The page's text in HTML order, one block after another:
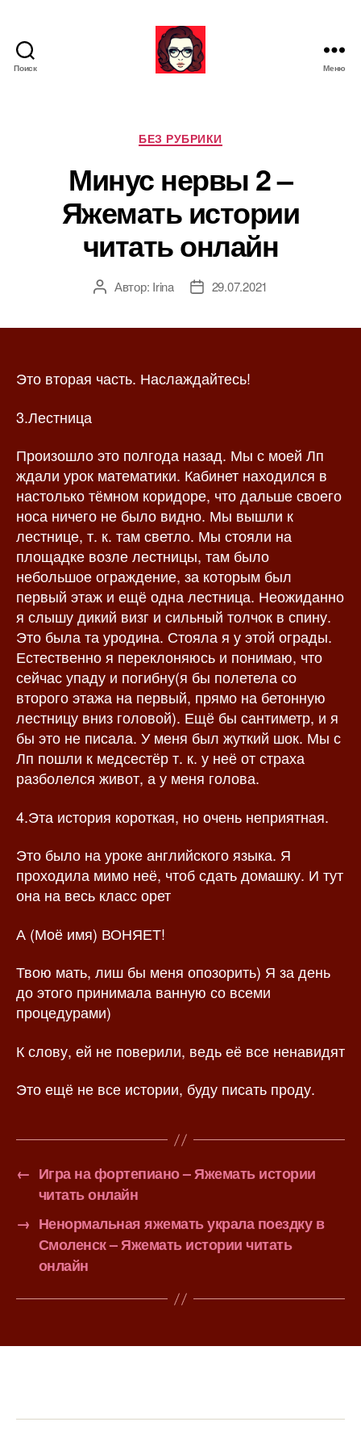
Поиск
М
а
т
ь
Меню
Р
у
б
р
к
и
БЕЗ РУБРИКИ
Минус нервы 2 –
Яжемать истории
читать онлайн
А
з
и
Автор: Irina
Д
а
29.07.2021
Это вторая часть. Наслаждайтесь!
3.Лестница
Произошло это полгода назад. Мы с моей Лп
ждали урок математики. Кабинет находился в
настолько тёмном коридоре, что дальше своего
носа ничего не было видно. Мы вышли к
лестнице, т. к. там светло. Мы стояли на
площадке возле лестницы, там было
небольшое ограждение, за которым был
первый этаж и ещё одна лестница. Неожиданно
я слышу дикий визг и сильный толчок в спину.
Это была та уродина. Стояла я у этой ограды.
Естественно я переклоняюсь и понимаю, что
сейчас упаду и погибну(я бы полетела со
второго этажа на первый, прямо на бетонную
лестницу вниз головой). Ещё бы сантиметр, и я
бы это не писала. У меня был жуткий шок. Мы с
Лп пошли к медсестёр т. к. у неё от страха
разболелся живот, а у меня голова.
4.Эта история короткая, но очень неприятная.
Это было на уроке английского языка. Я
проходила мимо неё, чтоб сдать домашку. И тут
она на весь класс орет
А (Моё имя) ВОНЯЕТ!
Твою мать, лиш бы меня опозорить) Я за день
до этого принимала ванную со всеми
процедурами)
К слову, ей не поверили, ведь её все ненавидят
Это ещё не все истории, буду писать проду.
← Игра на фортепиано – Яжемать истории
читать онлайн
→ Ненормальная яжемать украла поездку в
Смоленск – Яжемать истории читать
онлайн